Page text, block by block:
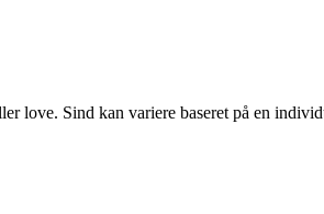
love. Sind kan variere baseret på en